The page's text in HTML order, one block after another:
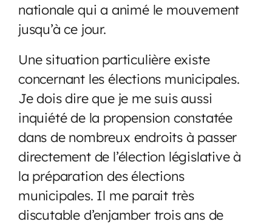
nationale qui a animé le mouvement
jusqu’à ce jour.
Une situation particulière existe
concernant les élections municipales.
Je dois dire que je me suis aussi
inquiété de la propension constatée
dans de nombreux endroits à passer
directement de l’élection législative à
la préparation des élections
municipales. Il me parait très
discutable d’enjamber trois ans de